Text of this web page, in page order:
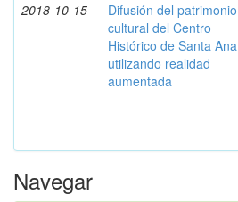
2018-10-15
Difusión del patrimonio
cultural del Centro
Histórico de Santa Ana
utilizando realidad
aumentada
Navegar